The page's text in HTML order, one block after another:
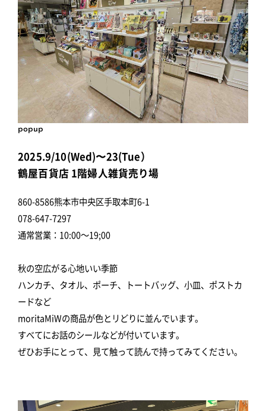
popup
2025.9/10(Wed)〜23(Tue）
鶴屋百貨店 1階婦人雑貨売り場
860-8586熊本市中央区手取本町6-1
078-647-7297
通常営業：10:00～19;00
秋の空広がる心地いい季節
ハンカチ、タオル、ポーチ、トートバッグ、小皿、ポストカ
ードなど
moritaMiWの商品が色とリどりに並んでいます。
すべてにお話のシールなどが付いています。
ぜひお手にとって、見て触って読んで持ってみてください。